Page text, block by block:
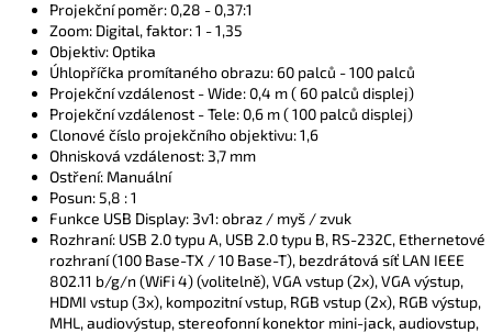
Projekční poměr: 0,28 - 0,37:1
Zoom: Digital, faktor: 1 - 1,35
Objektiv: Optika
Úhlopříčka promítaného obrazu: 60 palců - 100 palců
Projekční vzdálenost - Wide: 0,4 m ( 60 palců displej)
Projekční vzdálenost - Tele: 0,6 m ( 100 palců displej)
Clonové číslo projekčního objektivu: 1,6
Ohnisková vzdálenost: 3,7 mm
Ostření: Manuální
Posun: 5,8 : 1
Funkce USB Display: 3v1: obraz / myš / zvuk
Rozhraní: USB 2.0 typu A, USB 2.0 typu B, RS-232C, Ethernetové
rozhraní (100 Base-TX / 10 Base-T), bezdrátová síť LAN IEEE
802.11 b/g/n (WiFi 4) (volitelně), VGA vstup (2x), VGA výstup,
HDMI vstup (3x), kompozitní vstup, RGB vstup (2x), RGB výstup,
MHL, audiovýstup, stereofonní konektor mini-jack, audiovstup,